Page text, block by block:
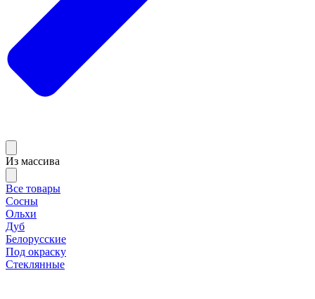
Из массива
Все товары
Сосны
Ольхи
Дуб
Белорусские
Под окраску
Стеклянные